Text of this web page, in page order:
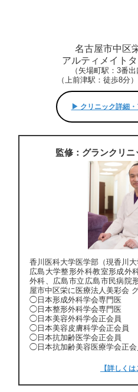
名古屋市中区
アルティメイト
（矢場町駅：3番
（上前津駅：徒歩8分
▶︎ クリニック詳細
監修：グランクリ
香川医科大学医学部（現香川大
広島大学整形外科教室形成外
外科、広島市立広島市民病院
屋市中区栄に医療法人美彩会
◯日本形成外科学会専門医
◯日本整形外科学会専門医
◯日本美容外科学会正会員
◯日本美容皮膚科学会正会員
◯日本抗加齢医学会正会員
◯日本抗加齢美容医療学会正会
【詳しくは